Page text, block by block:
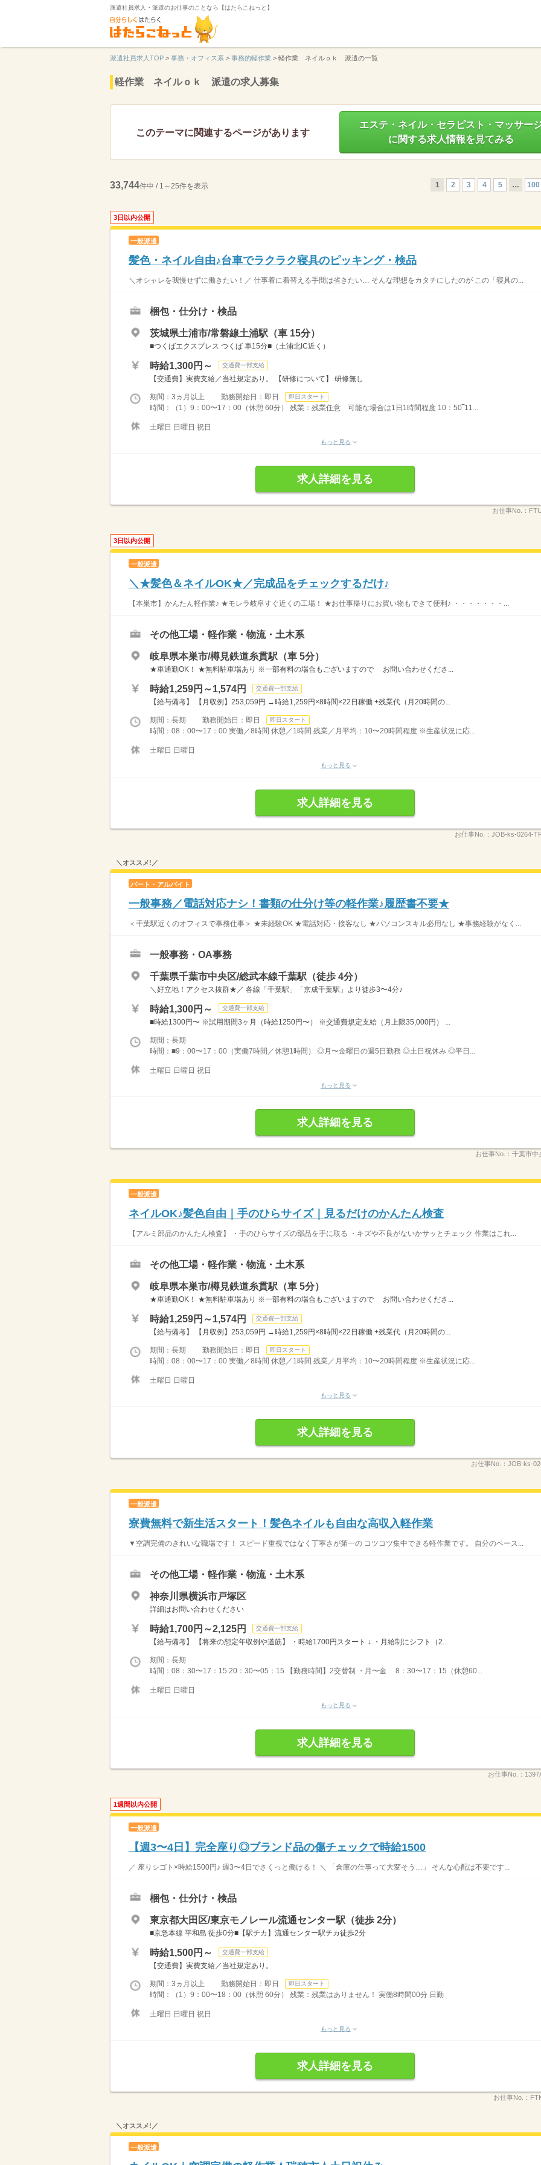
派遣社員求人・派遣のお仕事のことなら【はたらこねっと】
派遣社員求人TOP > 事務・オフィス系 > 事務的軽作業 > 軽作業 ネイルｏｋ 派遣の一覧
軽作業 ネイルｏｋ 派遣の求人募集
このテーマに関連するページがあります
エステ・ネイル・セラピスト・マッサー
に関する求人情報を見てみる
33,744件中 / 1～25件を表示 1 2 3 4 5 … 100
3日以内公開
一般派遣
髪色・ネイル自由♪台車でラクラク寝具のピッキング・検品
＼オシャレを我慢せずに働きたい！／ 仕事着に着替える手間は省きたい… そんな理想をカタチにしたのが この「寝具の...
梱包・仕分け・検品
茨城県土浦市/常磐線土浦駅（車 15分）
■つくばエクスプレス つくば 車15分■（土浦北IC近く）
時給1,300円～ 交通費一部支給
【交通費】実費支給／当社規定あり。 【研修について】 研修無し
期間：3ヵ月以上 勤務開始日：即日 即日スタート
時間：（1）9：00〜17：00（休憩 60分） 残業：残業任意 可能な場合は1日1時間程度 10：50‾11...
土曜日 日曜日 祝日
もっと見る
求人詳細を見る
お仕事No.：
3日以内公開
一般派遣
＼★髪色＆ネイルOK★／完成品をチェックするだけ♪
【本巣市】かんたん軽作業♪ ★モレラ岐阜すぐ近くの工場！ ★お仕事帰りにお買い物もできて便利♪ ・・・・・・・...
その他工場・軽作業・物流・土木系
岐阜県本巣市/樽見鉄道糸貫駅（車 5分）
★車通勤OK！ ★無料駐車場あり ※一部有料の場合もございますので お問い合わせくださ...
時給1,259円～1,574円 交通費一部支給
【給与備考】 【月収例】253,059円 →時給1,259円×8時間×22日稼働 +残業代（月20時間の...
期間：長期 勤務開始日：即日 即日スタート
時間：08：00〜17：00 実働／8時間 休憩／1時間 残業／月平均：10〜20時間程度 ※生産状況に応...
土曜日 日曜日
もっと見る
求人詳細を見る
お仕事No.： JOB-ks-0264-
＼オススメ!／
パート・アルバイト
一般事務／電話対応ナシ！書類の仕分け等の軽作業♪履歴書不要★
＜千葉駅近くのオフィスで事務仕事＞ ★未経験OK ★電話対応・接客なし ★パソコンスキル必用なし ★事務経験がなく...
一般事務・OA事務
千葉県千葉市中央区/総武本線千葉駅（徒歩 4分）
＼好立地！アクセス抜群★／ 各線「千葉駅」「京成千葉駅」より徒歩3〜4分♪
時給1,300円～ 交通費一部支給
■時給1300円〜 ※試用期間3ヶ月（時給1250円〜） ※交通費規定支給（月上限35,000円） ...
期間：長期
時間：■9：00〜17：00（実働7時間／休憩1時間） ◎月〜金曜日の週5日勤務 ◎土日祝休み ◎平日...
土曜日 日曜日 祝日
もっと見る
求人詳細を見る
お仕事No.： 千葉市中
一般派遣
ネイルOK♪髪色自由｜手のひらサイズ｜見るだけのかんたん検査
【アルミ部品のかんたん検査】 ・手のひらサイズの部品を手に取る ・キズや不良がないかサッとチェック 作業はこれ...
その他工場・軽作業・物流・土木系
岐阜県本巣市/樽見鉄道糸貫駅（車 5分）
★車通勤OK！ ★無料駐車場あり ※一部有料の場合もございますので お問い合わせくださ...
時給1,259円～1,574円 交通費一部支給
【給与備考】 【月収例】253,059円 →時給1,259円×8時間×22日稼働 +残業代（月20時間の...
期間：長期 勤務開始日：即日 即日スタート
時間：08：00〜17：00 実働／8時間 休憩／1時間 残業／月平均：10〜20時間程度 ※生産状況に応...
土曜日 日曜日
もっと見る
求人詳細を見る
お仕事No.： JOB-ks-
一般派遣
寮費無料で新生活スタート！髪色ネイルも自由な高収入軽作業
▼空調完備のきれいな職場です！ スピード重視ではなく丁寧さが第一の コツコツ集中できる軽作業です。 自分のペース...
その他工場・軽作業・物流・土木系
神奈川県横浜市戸塚区
詳細はお問い合わせください
時給1,700円～2,125円 交通費一部支給
【給与備考】 【将来の想定年収例や道筋】 ・時給1700円スタート ↓ ・月給制にシフト（2...
期間：長期
時間：08：30〜17：15 20：30〜05：15 【勤務時間】2交替制 ・月〜金 8：30〜17：15（休憩60...
土曜日 日曜日
もっと見る
求人詳細を見る
お仕事No.：
1週間以内公開
一般派遣
【週3〜4日】完全座り◎ブランド品の傷チェックで時給1500
／ 座りシゴト×時給1500円♪ 週3〜4日でさくっと働ける！ ＼ 「倉庫の仕事って大変そう…」 そんな心配は不要です...
梱包・仕分け・検品
東京都大田区/東京モノレール流通センター駅（徒歩 2分）
■京急本線 平和島 徒歩0分■【駅チカ】流通センター駅チカ徒歩2分
時給1,500円～ 交通費一部支給
【交通費】実費支給／当社規定あり。
期間：3ヵ月以上 勤務開始日：即日 即日スタート
時間：（1）9：00〜18：00（休憩 60分） 残業：残業はありません！ 実働8時間00分 日勤
土曜日 日曜日 祝日
もっと見る
求人詳細を見る
お仕事No.：
＼オススメ!／
一般派遣